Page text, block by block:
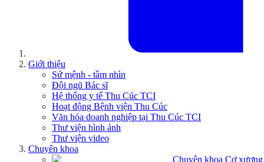
Giới thiệu
Sứ mệnh - tầm nhìn
Đội ngũ Bác sĩ
Hệ thống y tế Thu Cúc TCI
Hoạt động Bệnh viện Thu Cúc
Văn hóa doanh nghiệp tại Thu Cúc TCI
Thư viện hình ảnh
Thư viện video
Chuyên khoa
Chuyên khoa Cơ